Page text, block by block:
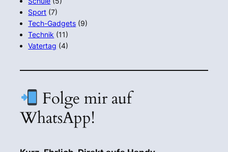
Sport (7)
Tech-Gadgets (9)
Technik (11)
Vatertag (4)
Folge mir auf
WhatsApp!